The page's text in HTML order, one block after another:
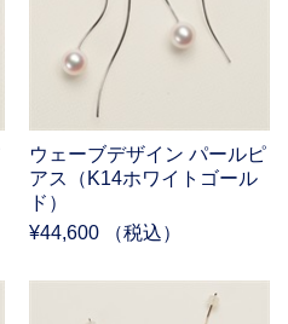
ウェーブデザイン パールピ
アス（K14ホワイトゴール
ド）
¥44,600 （税込）